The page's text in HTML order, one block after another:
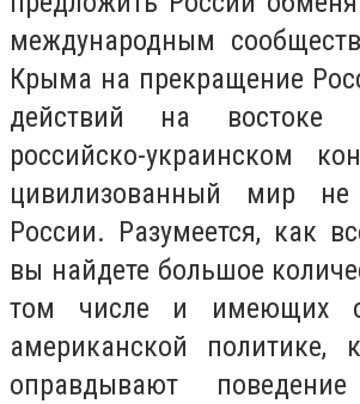
международным
Крыма на прекращение
действий на востоке
российско-украинском
цивилизованный мир
России. Разумеется, как
вы найдете большое
том числе и имеющих
американской политике,
оправдывают